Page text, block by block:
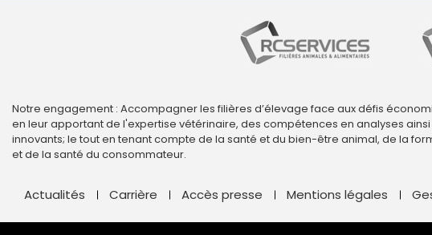
Notre engagement : Accompagner les filières d’élevage face aux défis
en leur apportant de l'expertise vétérinaire, des compétences en analyses
innovants; le tout en tenant compte de la santé et du bien-être animal, de la
et de la santé du consommateur.
Actualités Carrière Accès presse Mentions légales